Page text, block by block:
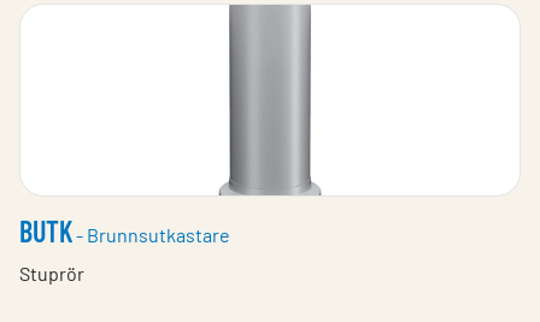
BUTK- Brunnsutkastare
Stuprör